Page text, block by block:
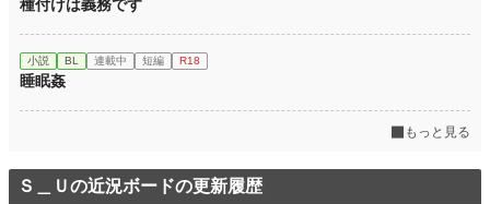
種付けは義務です
小説 BL 連載中 短編 R18
睡眠姦
もっと見る
Ｓ＿Ｕの近況ボードの更新履歴